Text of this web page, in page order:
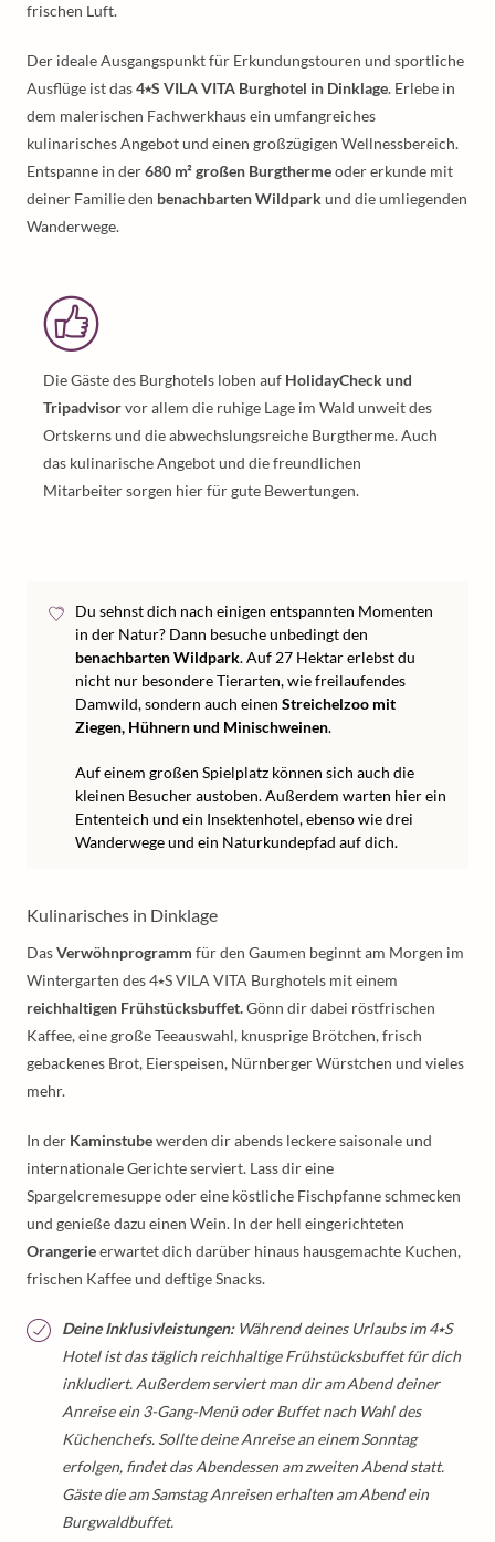
frischen Luft.
Der ideale Ausgangspunkt für Erkundungstouren und sportliche
Ausflüge ist das4⭑S VILA VITA Burghotel in Dinklage. Erlebe in
dem malerischen Fachwerkhaus ein umfangreiches
kulinarisches Angebot und einen großzügigen Wellnessbereich.
Entspanne in der680 m² großen Burgthermeoder erkunde mit
deiner Familie den benachbarten Wildparkund die umliegenden
Wanderwege.
Die Gäste des Burghotels loben auf HolidayCheck und
Tripadvisorvor allem die ruhige Lage im Wald unweit des
Ortskerns und die abwechslungsreiche Burgtherme. Auch
das kulinarische Angebot und die freundlichen
Mitarbeiter sorgen hier für gute Bewertungen.
Du sehnst dich nach einigen entspannten Momenten
in der Natur? Dann besuche unbedingt den
benachbarten Wildpark. Auf 27 Hektar erlebst du
nicht nur besondere Tierarten, wie freilaufendes
Damwild, sondern auch einen Streichelzoo mit
Ziegen, Hühnern und Minischweinen.
Auf einem großen Spielplatz können sich auch die
kleinen Besucher austoben. Außerdem warten hier ein
Ententeich und ein Insektenhotel, ebenso wie drei
Wanderwege und ein Naturkundepfad auf dich.
Kulinarisches in Dinklage
DasVerwöhnprogramm für den Gaumen beginnt am Morgen im
Wintergarten des 4⭑S VILA VITA Burghotels mit einem
reichhaltigen Frühstücksbuffet.Gönn dir dabei röstfrischen
Kaffee, eine große Teeauswahl, knusprige Brötchen, frisch
gebackenes Brot, Eierspeisen, Nürnberger Würstchen und vieles
mehr.
In der Kaminstubewerden dir abends leckere saisonale und
internationale Gerichte serviert. Lass dir eine
Spargelcremesuppe oder eine köstliche Fischpfanne schmecken
und genieße dazu einen Wein. In der hell eingerichteten
Orangerieerwartet dich darüber hinaus hausgemachte Kuchen,
frischen Kaffee und deftige Snacks.
Deine Inklusivleistungen:Während deines Urlaubs im 4⭑S
Hotel ist das täglich reichhaltige Frühstücksbuffet für dich
inkludiert. Außerdem serviert man dir am Abend deiner
Anreise ein 3-Gang-Menü oder Buffet nach Wahl des
Küchenchefs. Sollte deine Anreise an einem Sonntag
erfolgen, findet das Abendessen am zweiten Abend statt.
Gäste die am Samstag Anreisen erhalten am Abend ein
Burgwaldbuffet.